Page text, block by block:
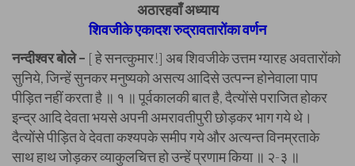
अठारहवाँ अध्याय
शिवजीके एकादश रुद्रावतारोंका वर्णन
नन्दीश्वर बोले – [ हे सनत्कुमार!] अब शिवजीके उत्तम ग्यारह अवतारोंको
सुनिये, जिन्हें सुनकर मनुष्यको असत्य आदिसे उत्पन्न होनेवाला पाप
पीड़ित नहीं करता है ॥ १ ॥ पूर्वकालकी बात है, दैत्योंसे पराजित होकर
इन्द्र आदि देवता भयसे अपनी अमरावतीपुरी छोड़कर भाग गये थे।
दैत्योंसे पीड़ित वे देवता कश्यपके समीप गये और अत्यन्त विनम्रताके
साथ हाथ जोड़कर व्याकुलचित्त हो उन्हें प्रणाम किया ॥ २-३ ॥